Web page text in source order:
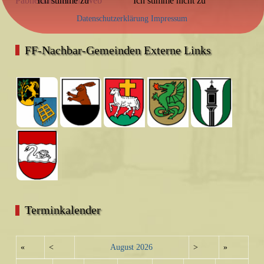
FF-Nachbar-Gemeinden Externe Links
Terminkalender
« < August 2026 > »
Datenschutzerklärung Impressum